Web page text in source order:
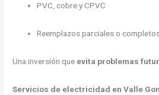
PVC, cobre y CPVC
Reemplazos parciales o
Una inversión que evita problemas
Servicios de electricidad en Valle